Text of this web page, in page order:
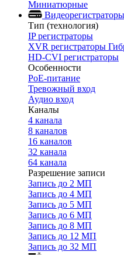
Миниатюрные
Видеорегистраторы
Тип (технология)
IP регистраторы
XVR регистраторы
HD-CVI регистраторы
Особенности
PoE-питание
Тревожный вход
Аудио вход
Каналы
4 канала
8 каналов
16 каналов
32 канала
64 канала
Разрешение записи
Запись до 2 МП
Запись до 4 МП
Запись до 5 МП
Запись до 6 МП
Запись до 8 МП
Запись до 12 МП
Запись до 32 МП